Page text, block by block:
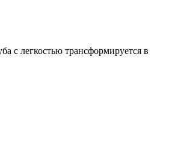
с легкостью трансформируется в